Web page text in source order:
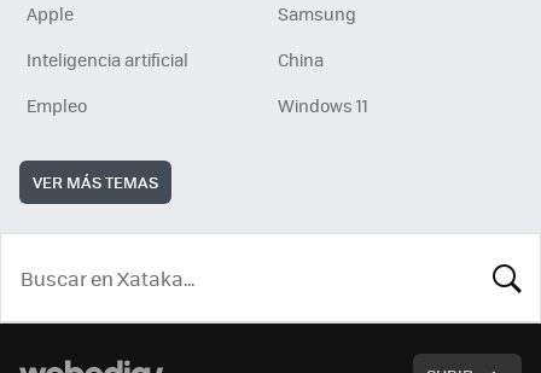
Apple
Samsung
Inteligencia artificial
China
Empleo
Windows 11
VER MÁS TEMAS